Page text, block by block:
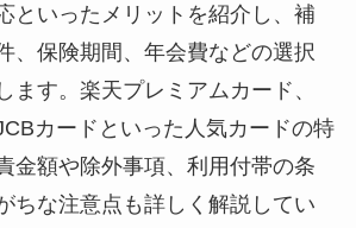
といったメリットを紹介し、補
、保険期間、年会費などの選択
ます。楽天プレミアムカード、
カードといった人気カードの特
金額や除外事項、利用付帯の条
ちな注意点も詳しく解説してい